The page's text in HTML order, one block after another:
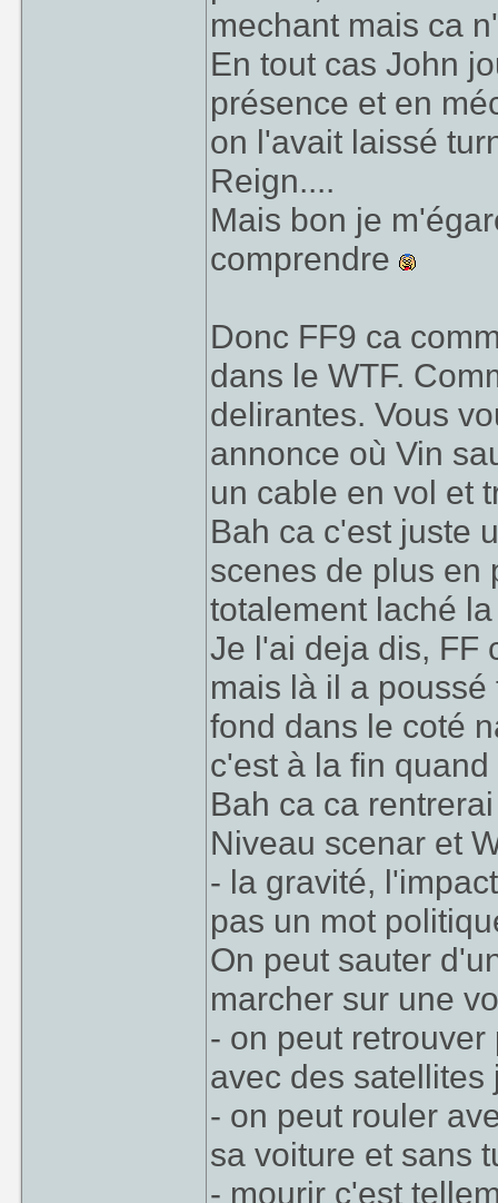
mechant mais ca
En tout cas John
présence et en
on l'avait laissé
Reign....
Mais bon je
comprendre
Donc FF9 ca
dans le WTF.
delirantes. Vous
annonce où Vin
un cable en vol et
Bah ca c'est juste
scenes de plus en
totalement laché
Je l'ai deja dis, FF
mais là il a
fond dans le coté
c'est à la fin
Bah ca ca
Niveau scenar et
- la gravité,
pas un mot
On peut sauter
marcher sur une
- on peut
avec des
- on peut rouler
sa voiture et sans
- mourir c'est